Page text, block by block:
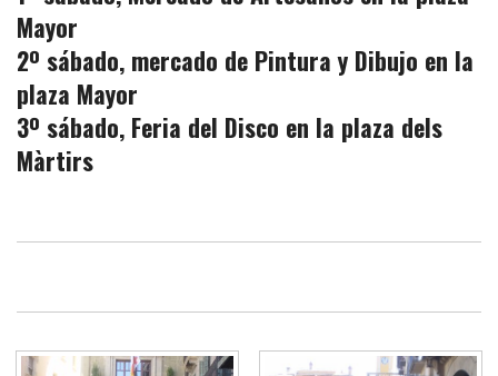
Mayor
2º sábado, mercado de Pintura y Dibujo en la
plaza Mayor
3º sábado, Feria del Disco en la plaza dels
Màrtirs